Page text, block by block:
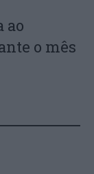
ao
o mês